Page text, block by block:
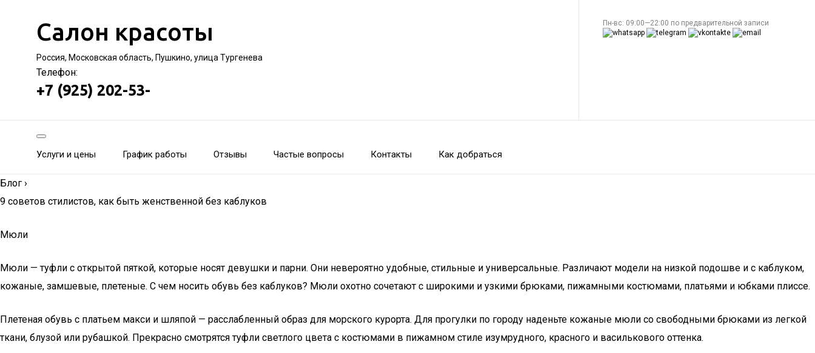
Салон красоты
Россия, Московская область, Пушкино, улица Тургенева
Телефон:
+7 (925) 202-53-
Пн-вс: 09:00—22:00 по предварительной записи
Услуги и цены График работы Отзывы Частые вопросы Контакты Как добраться
Блог ›
9 советов стилистов, как быть женственной без каблуков
Мюли
Мюли — туфли с открытой пяткой, которые носят девушки и парни. Они невероятно удобные, стильные и универсальные. Различают модели на низкой подошве и с каблуком,
кожаные, замшевые, плетеные. С чем носить обувь без каблуков? Мюли охотно сочетают с широкими и узкими брюками, пижамными костюмами, платьями и юбками плиссе.
Плетеная обувь с платьем макси и шляпой — расслабленный образ для морского курорта. Для прогулки по городу наденьте кожаные мюли со свободными брюками из легкой
ткани, блузой или рубашкой. Прекрасно смотрятся туфли светлого цвета с костюмами в пижамном стиле изумрудного, красного и василькового оттенка.